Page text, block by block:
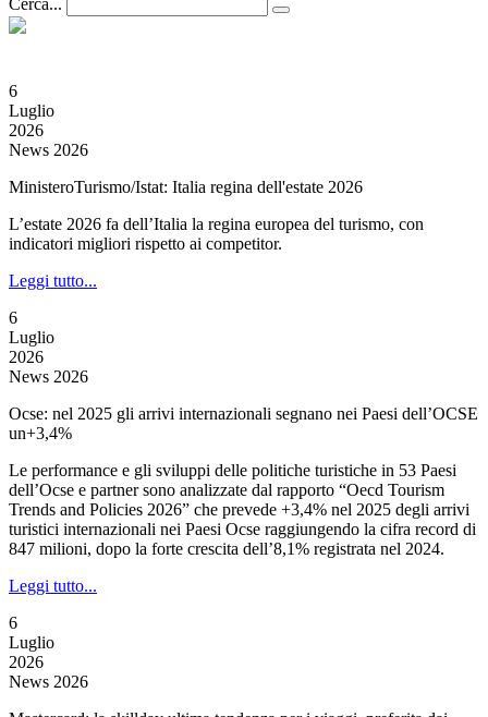
Cerca...
6
Luglio
2026
News 2026
MinisteroTurismo/Istat: Italia regina dell'estate 2026
L’estate 2026 fa dell’Italia la regina europea del turismo, con
indicatori migliori rispetto ai competitor.
Leggi tutto...
6
Luglio
2026
News 2026
Ocse: nel 2025 gli arrivi internazionali segnano nei Paesi dell’OCSE
un+3,4%
Le performance e gli sviluppi delle politiche turistiche in 53 Paesi
dell’Ocse e partner sono analizzate dal rapporto “Oecd Tourism
Trends and Policies 2026” che prevede +3,4% nel 2025 degli arrivi
turistici internazionali nei Paesi Ocse raggiungendo la cifra record di
847 milioni, dopo la forte crescita dell’8,1% registrata nel 2024.
Leggi tutto...
6
Luglio
2026
News 2026